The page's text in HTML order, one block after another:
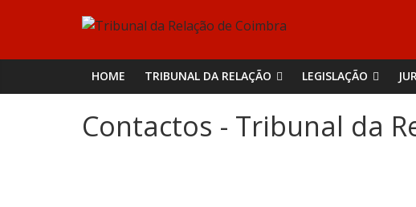
Tribunal
da
Relação
HOME TRIBUNAL DA RELAÇÃO LEGISLAÇÃO
Contactos - Tribunal da